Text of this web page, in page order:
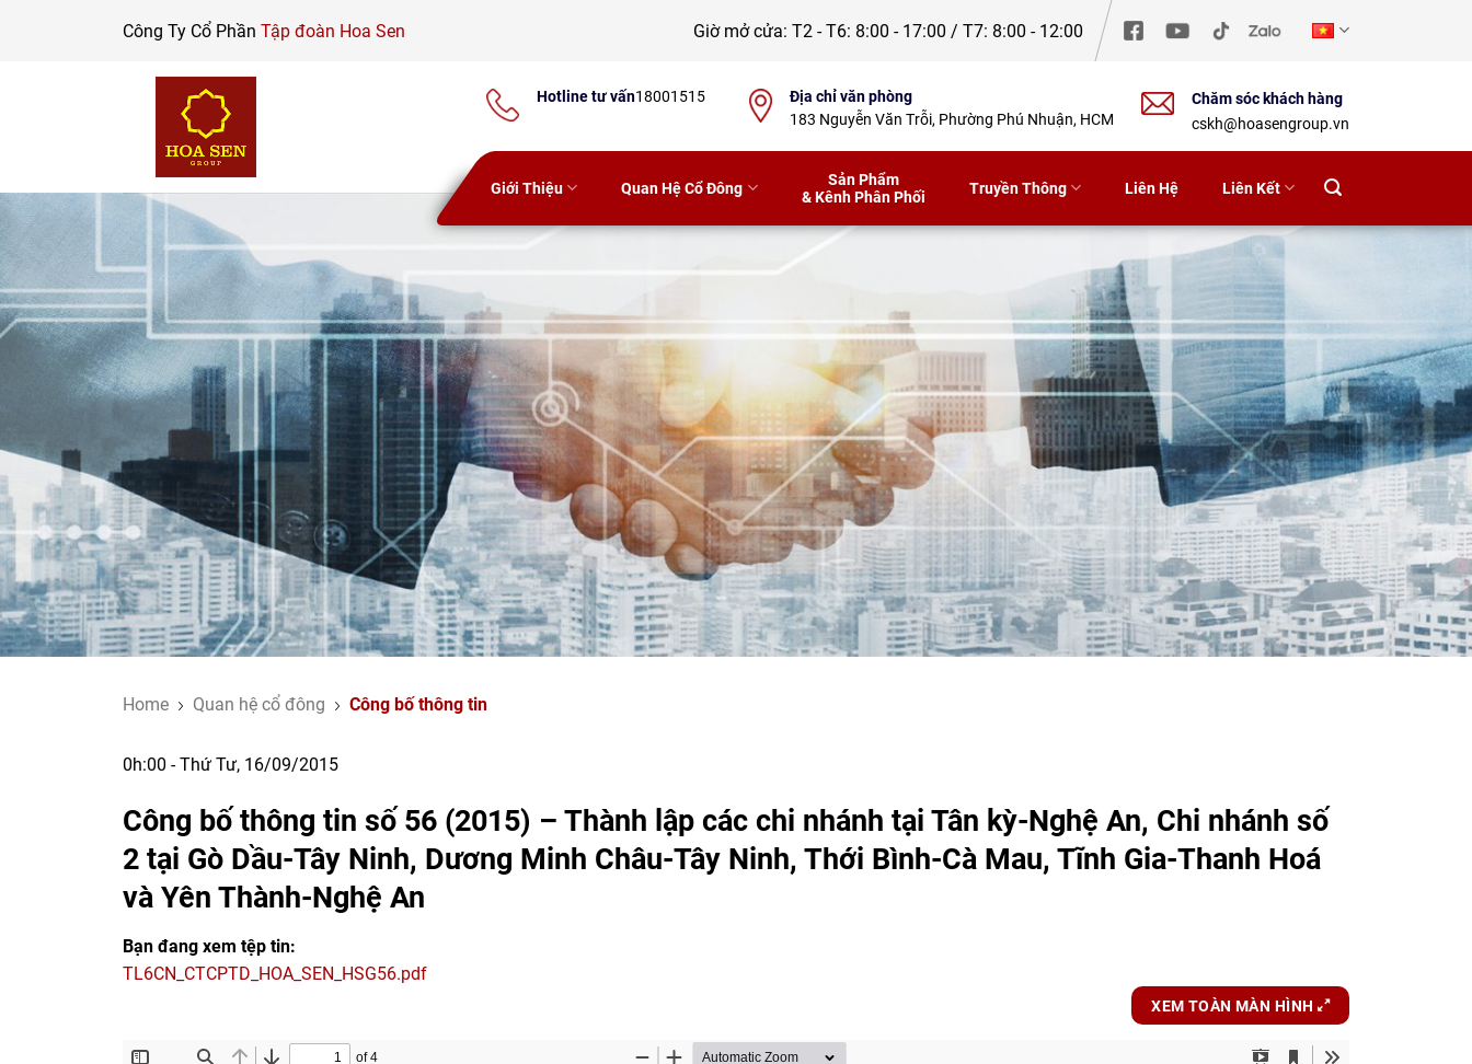
Công Ty Cổ Phần Tập đoàn Hoa Sen Giờ mở cửa:T2 - T6: 8:00 - 17:00 / T7: 8:00 - 12:00
Giới Thiệu Quan Hệ Cổ Đông
Sản Phẩm
& Kênh Phân Phối
Truyền Thông Liên Hệ Liên Kết
Hotline tư vấn18001515
Địa chỉ văn phòng
183 Nguyễn Văn Trỗi, Phường Phú Nhuận, HCM
Chăm sóc khách hàng
cskh@hoasengroup.vn
Home Quan hệ cổ đông Công bố thông tin
0h:00 - Thứ Tư, 16/09/2015
Công bố thông tin số 56 (2015) – Thành lập các chi nhánh tại Tân kỳ-Nghệ An, Chi nhánh số
2 tại Gò Dầu-Tây Ninh, Dương Minh Châu-Tây Ninh, Thới Bình-Cà Mau, Tĩnh Gia-Thanh Hoá
và Yên Thành-Nghệ An
Bạn đang xem tệp tin:
TL6CN_CTCPTD_HOA_SEN_HSG56.pdf
XEM TOÀN MÀN HÌNH